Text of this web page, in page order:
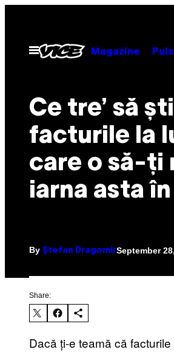
contentOpen
Menu
Magazine
Ce tre’ să
facturile la
care o să-ți
iarna asta
By Ștefan DragomirSeptember
Share:
Dacă ți-e teamă că